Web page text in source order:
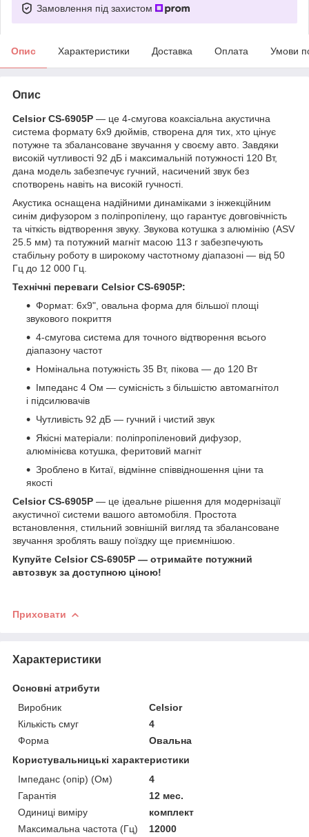
Замовлення під захистом
Опис Характеристики Доставка Оплата Умови
Опис
Celsior CS-6905P — це 4-смугова коаксіальна акустична
система формату 6x9 дюймів, створена для тих, хто цінує
потужне та збалансоване звучання у своєму авто. Завдяки
високій чутливості 92 дБ і максимальній потужності 120 Вт,
дана модель забезпечує гучний, насичений звук без
спотворень навіть на високій гучності.
Акустика оснащена надійними динаміками з інжекційним
синім дифузором з поліпропілену, що гарантує довговічність
та чіткість відтворення звуку. Звукова котушка з алюмінію (ASV
25.5 мм) та потужний магніт масою 113 г забезпечують
стабільну роботу в широкому частотному діапазоні — від 50
Гц до 12 000 Гц.
Технічні переваги Celsior CS-6905P:
Формат: 6x9", овальна форма для більшої площі
звукового покриття
4-смугова система для точного відтворення всього
діапазону частот
Номінальна потужність 35 Вт, пікова — до 120 Вт
Імпеданс 4 Ом — сумісність з більшістю автомагнітол
і підсилювачів
Чутливість 92 дБ — гучний і чистий звук
Якісні матеріали: поліпропіленовий дифузор,
алюмінієва котушка, феритовий магніт
Зроблено в Китаї, відмінне співвідношення ціни та
якості
Celsior CS-6905P — це ідеальне рішення для модернізації
акустичної системи вашого автомобіля. Простота
встановлення, стильний зовнішній вигляд та збалансоване
звучання зроблять вашу поїздку ще приємнішою.
Купуйте Celsior CS-6905P — отримайте потужний
автозвук за доступною ціною!
Приховати
Характеристики
Основні атрибути
Виробник
Celsior
Кількість смуг
4
Форма
Овальна
Користувальницькі характеристики
Імпеданс (опір) (Ом)
4
Гарантія
12 мес.
Одиниці виміру
комплект
Максимальна частота (Гц)
12000